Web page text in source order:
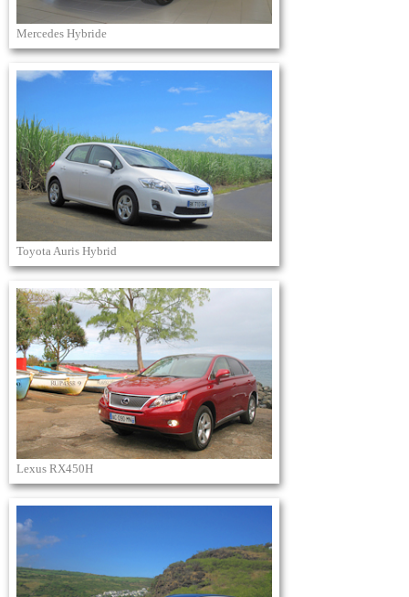
Mercedes Hybride
Toyota Auris Hybrid
Lexus RX450H